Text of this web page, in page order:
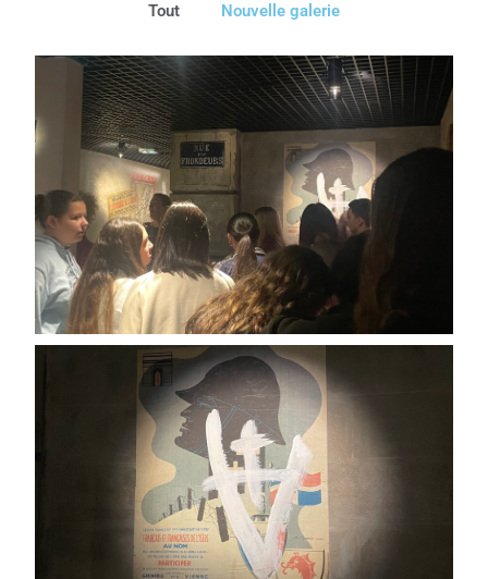
Tout Nouvelle galerie